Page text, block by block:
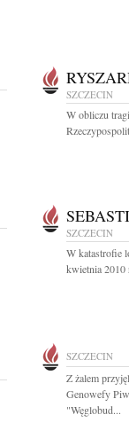
SZCZECIN
W obliczu
SZCZECIN
W katastrofie
kwietnia 2010
SZCZECIN
Z żalem
Genowefy
"Węglobud...